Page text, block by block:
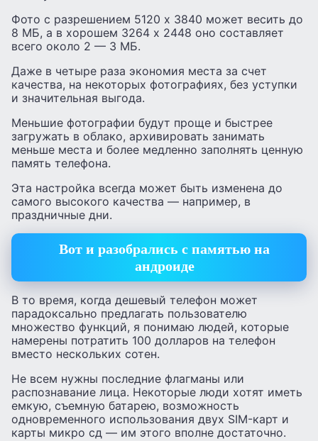
Фото с разрешением 5120 x 3840 может весить до
8 МБ, а в хорошем 3264 x 2448 оно составляет
всего около 2 — 3 МБ.
Даже в четыре раза экономия места за счет
качества, на некоторых фотографиях, без уступки
и значительная выгода.
Меньшие фотографии будут проще и быстрее
загружать в облако, архивировать занимать
меньше места и более медленно заполнять ценную
память телефона.
Эта настройка всегда может быть изменена до
самого высокого качества — например, в
праздничные дни.
Вот и разобрались с памятью на
андроиде
В то время, когда дешевый телефон может
парадоксально предлагать пользователю
множество функций, я понимаю людей, которые
намерены потратить 100 долларов на телефон
вместо нескольких сотен.
Не всем нужны последние флагманы или
распознавание лица. Некоторые люди хотят иметь
емкую, съемную батарею, возможность
одновременного использования двух SIM-карт и
карты микро сд — им этого вполне достаточно.